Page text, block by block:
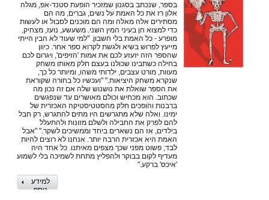
בספר, שנכתב בסגנון שמזכיר הופעת סטנד-אפ, מגלה
אלון רז את כל האמת על נשים, גברים, מה הם
מסתירים אלה מאלה ומה הם מוכנים לסבול או לעשות
כדי למצוא חן בעיני המין השני. משעשע, נועז, מצחיק,
מופרע - כל האמת בלי חשבון. "למי שעוד לא הבין הייתי
מייעץ לפרוש בשיא ולגשת לקרוא ספר אחר. כיוון
שהספר הזה יזעזע לכם את אמות 'הזיפים', ויגרום לכם
בחילה כשתבינו שכולנו בעצם חלק מאותו משחק
מעוות, מורט עצבים, ילדותי משהו, ומיותר כל כך,
שנקרא משחק היציאות." "ועכשיו כל בחורה שקוראת
את הספר שואלת את נושנוש שלה אם זה נכון מה
שכתוב. הוא מכחיש וכולם מאושרים עד שנפגשים
ברבנות והופכים חלק מהסטטיסטיקה האכזרית של
ימינו. ואלה שלא מתגרשים היו מתים להתגרש, רק חבל
להם לפרק את החבילה ולשלם מזונות ולהתעלל
בילדים, אז הם נשארים ביחד וממשיכים לשקר." "אבל
האמת היא אכזרית הרבה יותר. אנחנו לא רוצים להיות
לבד, פשוט מפני שכך מצפים מאיתנו. כל אחד היה
מעדיף לקום בבוקר ולהפליץ מתחת לשמיכה בלי לשמוע
'איכס' ברקע."
למידע
נוסף